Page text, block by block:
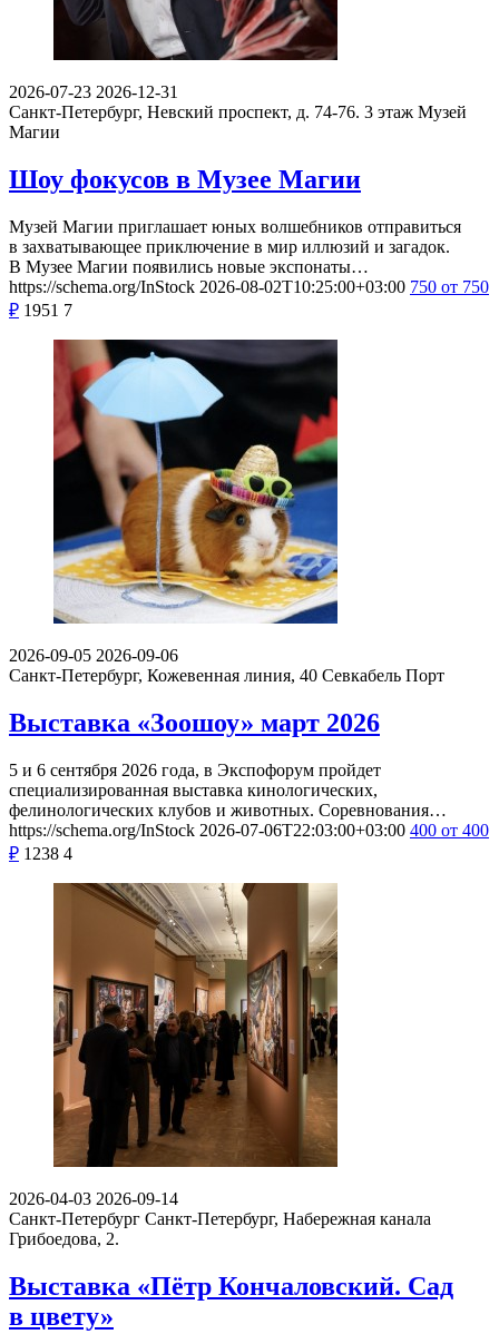
2026-07-23 2026-12-31
Санкт-Петербург, Невский проспект, д. 74-76. 3 этаж Музей
Магии
Шоу фокусов в Музее Магии
Музей Магии приглашает юных волшебников отправиться
в захватывающее приключение в мир иллюзий и загадок.
В Музее Магии появились новые экспонаты…
https://schema.org/InStock 2026-08-02T10:25:00+03:00 750 от 750
₽ 1951 7
2026-09-05 2026-09-06
Санкт-Петербург, Кожевенная линия, 40 Севкабель Порт
Выставка «Зоошоу» март 2026
5 и 6 сентября 2026 года, в Экспофорум пройдет
специализированная выставка кинологических,
фелинологических клубов и животных. Соревнования…
https://schema.org/InStock 2026-07-06T22:03:00+03:00 400 от 400
₽ 1238 4
2026-04-03 2026-09-14
Санкт-Петербург Санкт-Петербург, Набережная канала
Грибоедова, 2.
Выставка «Пётр Кончаловский. Сад
в цвету»